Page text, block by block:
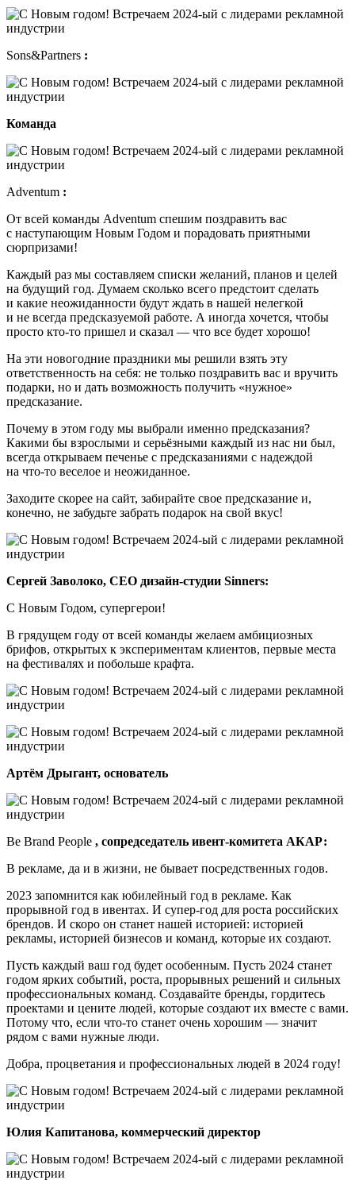
Sons&Partners :
Команда
Adventum :
От всей команды Adventum спешим поздравить вас
с наступающим Новым Годом и порадовать приятными
сюрпризами!
Каждый раз мы составляем списки желаний, планов и целей
на будущий год. Думаем сколько всего предстоит сделать
и какие неожиданности будут ждать в нашей нелегкой
и не всегда предсказуемой работе. А иногда хочется, чтобы
просто кто-то пришел и сказал — что все будет хорошо!
На эти новогодние праздники мы решили взять эту
ответственность на себя: не только поздравить вас и вручить
подарки, но и дать возможность получить «нужное»
предсказание.
Почему в этом году мы выбрали именно предсказания?
Какими бы взрослыми и серьёзными каждый из нас ни был,
всегда открываем печенье с предсказаниями с надеждой
на что-то веселое и неожиданное.
Заходите скорее на сайт, забирайте свое предсказание и,
конечно, не забудьте забрать подарок на свой вкус!
Сергей Заволоко, СЕО дизайн-студии Sinners:
С Новым Годом, супергерои!
В грядущем году от всей команды желаем амбициозных
брифов, открытых к экспериментам клиентов, первые места
на фестивалях и побольше крафта.
Артём Дрыгант, основатель
Be Brand People , сопредседатель ивент-комитета АКАР:
В рекламе, да и в жизни, не бывает посредственных годов.
2023 запомнится как юбилейный год в рекламе. Как
прорывной год в ивентах. И супер-год для роста российских
брендов. И скоро он станет нашей историей: историей
рекламы, историей бизнесов и команд, которые их создают.
Пусть каждый ваш год будет особенным. Пусть 2024 станет
годом ярких событий, роста, прорывных решений и сильных
профессиональных команд. Создавайте бренды, гордитесь
проектами и цените людей, которые создают их вместе с вами.
Потому что, если что-то станет очень хорошим — значит
рядом с вами нужные люди.
Добра, процветания и профессиональных людей в 2024 году!
Юлия Капитанова, коммерческий директор